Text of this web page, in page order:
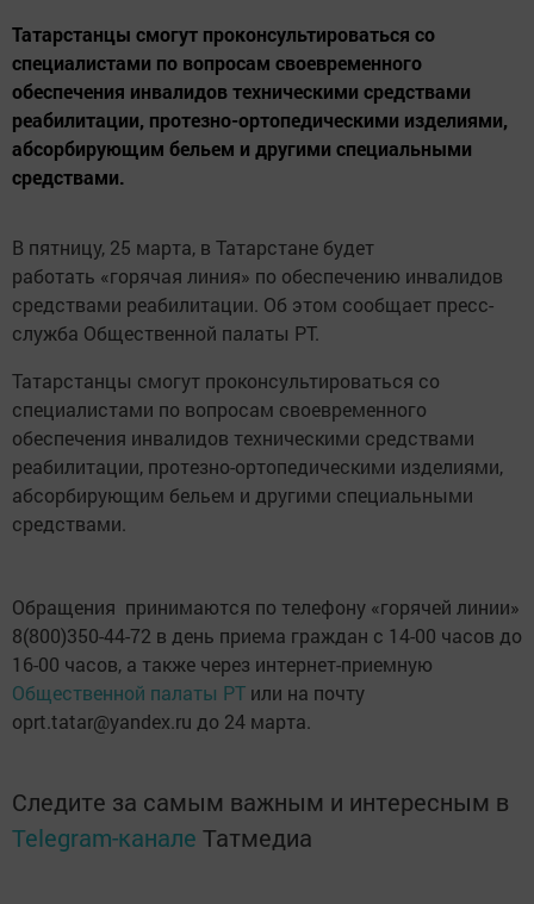
Татарстанцы смогут проконсультироваться со
специалистами по вопросам своевременного
обеспечения инвалидов техническими средствами
реабилитации, протезно-ортопедическими изделиями,
абсорбирующим бельем и другими специальными
средствами.
В пятницу, 25 марта, в Татарстане будет
работать «горячая линия» по обеспечению инвалидов
средствами реабилитации. Об этом сообщает пресс-
служба Общественной палаты РТ.
Татарстанцы смогут проконсультироваться со
специалистами по вопросам своевременного
обеспечения инвалидов техническими средствами
реабилитации, протезно-ортопедическими изделиями,
абсорбирующим бельем и другими специальными
средствами.
Обращения принимаются по телефону «горячей линии»
8(800)350-44-72 в день приема граждан с 14-00 часов до
16-00 часов, а также через интернет-приемную
Общественной палаты РТ или на почту
oprt.tatar@yandex.ru до 24 марта.
Следите за самым важным и интересным в
Telegram-канале Татмедиа